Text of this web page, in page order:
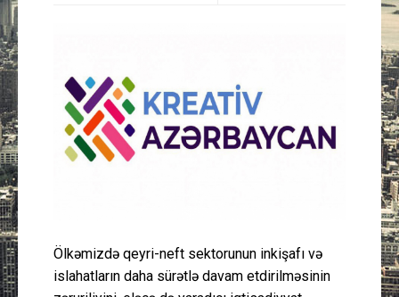
Müsahibə
Gündəm
Ölkəmizdə qeyri-neft sektorunun inkişafı və
islahatların daha sürətlə davam etdirilməsinin